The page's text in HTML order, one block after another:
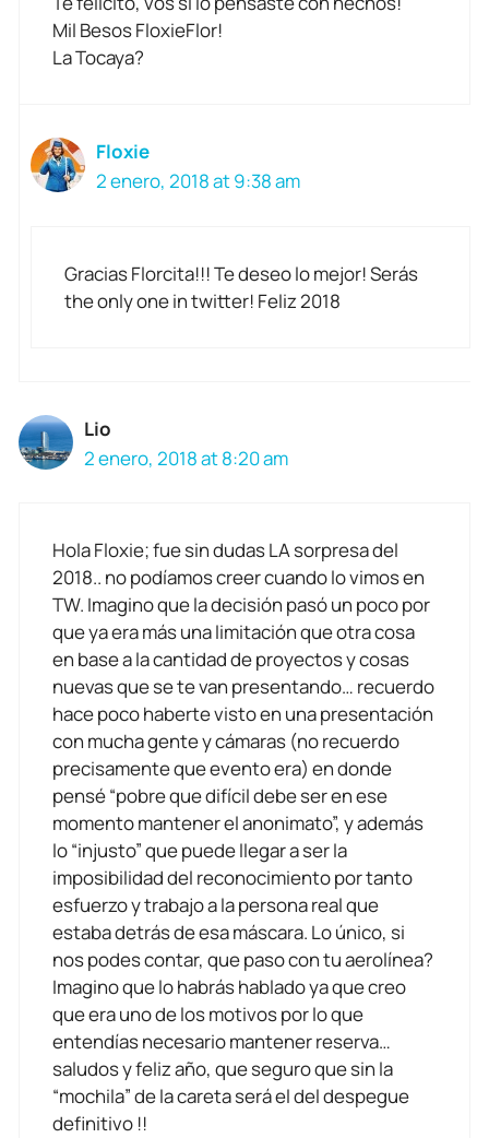
Mil Besos FloxieFlor!
La Tocaya?
Floxie
2 enero, 2018 at 9:38 am
Gracias Florcita!!! Te deseo lo mejor! Serás
the only one in twitter! Feliz 2018
Lio
2 enero, 2018 at 8:20 am
Hola Floxie; fue sin dudas LA sorpresa del
2018.. no podíamos creer cuando lo vimos en
TW. Imagino que la decisión pasó un poco por
que ya era más una limitación que otra cosa
en base a la cantidad de proyectos y cosas
nuevas que se te van presentando… recuerdo
hace poco haberte visto en una presentación
con mucha gente y cámaras (no recuerdo
precisamente que evento era) en donde
pensé “pobre que difícil debe ser en ese
momento mantener el anonimato”, y además
lo “injusto” que puede llegar a ser la
imposibilidad del reconocimiento por tanto
esfuerzo y trabajo a la persona real que
estaba detrás de esa máscara. Lo único, si
nos podes contar, que paso con tu aerolínea?
Imagino que lo habrás hablado ya que creo
que era uno de los motivos por lo que
entendías necesario mantener reserva…
saludos y feliz año, que seguro que sin la
“mochila” de la careta será el del despegue
definitivo !!